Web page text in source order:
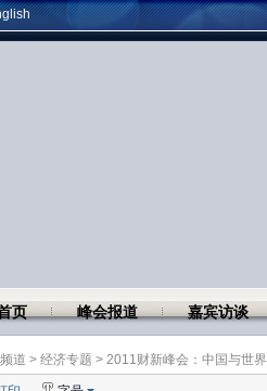
页 峰会报道 嘉宾访谈
道 > 经济专题 > 2011财新峰会：中国与世界